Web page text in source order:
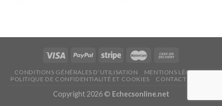
CONDITIONS GÉNÉRALES D’UTILISATION
MENTIONS LÉGALES
POLITIQUE DE CONFIDENTIALITÉ ET COOKIES
CONTACTEZ NOUS
Copyright 2026 © Echecsonline.net